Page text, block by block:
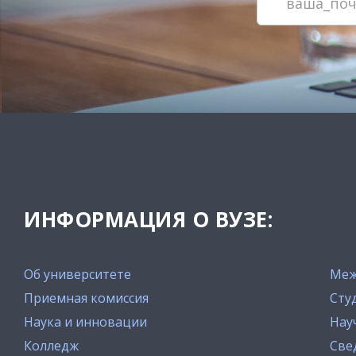
ИНФОРМАЦИЯ О ВУЗЕ:
Об университете
Приемная комиссия
Наука и инновации
Колледж